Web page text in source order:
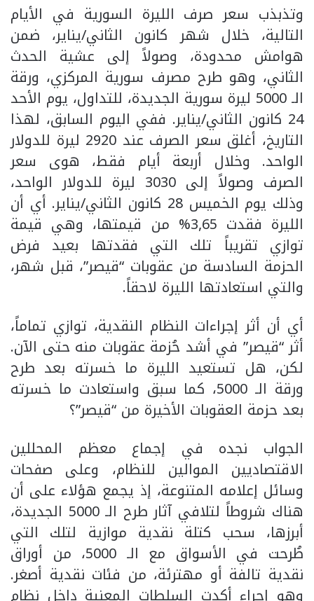
وتذبذب سعر صرف الليرة السورية في الأيام
التالية، خلال شهر كانون الثاني/يناير، ضمن
هوامش محدودة، وصولاً إلى عشية الحدث
الثاني، وهو طرح مصرف سورية المركزي، ورقة
الـ 5000 ليرة سورية الجديدة، للتداول، يوم الأحد
24 كانون الثاني/يناير. ففي اليوم السابق، لهذا
التاريخ، أغلق سعر الصرف عند 2920 ليرة للدولار
الواحد. وخلال أربعة أيام فقط، هوى سعر
الصرف وصولاً إلى 3030 ليرة للدولار الواحد،
وذلك يوم الخميس 28 كانون الثاني/يناير. أي أن
الليرة فقدت 3,65% من قيمتها، وهي قيمة
توازي تقريباً تلك التي فقدتها بعيد فرض
الحزمة السادسة من عقوبات “قيصر”، قبل شهر،
والتي استعادتها الليرة لاحقاً.
أي أن أثر إجراءات النظام النقدية، توازي تماماً،
أثر “قيصر” في أشد حُزمة عقوبات منه حتى الآن.
لكن، هل تستعيد الليرة ما خسرته بعد طرح
ورقة الـ 5000، كما سبق واستعادت ما خسرته
بعد حزمة العقوبات الأخيرة من “قيصر”؟
الجواب نجده في إجماع معظم المحللين
الاقتصاديين الموالين للنظام، وعلى صفحات
وسائل إعلامه المتنوعة، إذ يجمع هؤلاء على أن
هناك شروطاً لتلافي آثار طرح الـ 5000 الجديدة،
أبرزها، سحب كتلة نقدية موازية لتلك التي
طُرحت في الأسواق مع الـ 5000، من أوراق
نقدية تالفة أو مهترئة، من فئات نقدية أصغر.
وهو إجراء أكدت السلطات المعنية داخل نظام